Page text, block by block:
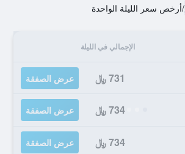
/أرخص سعر الليلة الواحدة
الإجمالي في الليلة
731 ﷼ عرض الصفقة
734 ﷼ عرض الصفقة
734 ﷼ عرض الصفقة